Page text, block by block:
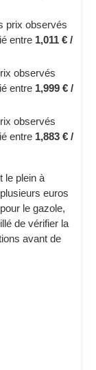
prix observés
entre 1,011 € /
observés
entre 1,999 € /
observés
entre 1,883 € /
le plein à
euros
le gazole,
de vérifier la
avant de